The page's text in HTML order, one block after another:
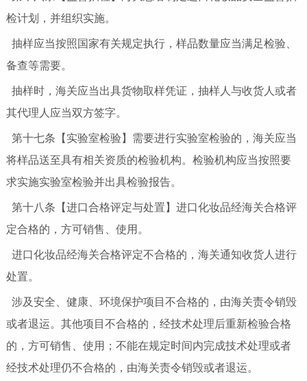
检计划，并组织实施。
抽样应当按照国家有关规定执行，样品数量应当满足检验、
备查等需要。
抽样时，海关应当出具货物取样凭证，抽样人与收货人或者
其代理人应当双方签字。
第十七条【实验室检验】需要进行实验室检验的，海关应当
将样品送至具有相关资质的检验机构。检验机构应当按照要
求实施实验室检验并出具检验报告。
第十八条【进口合格评定与处置】进口化妆品经海关合格评
定合格的，方可销售、使用。
进口化妆品经海关合格评定不合格的，海关通知收货人进行
处置。
涉及安全、健康、环境保护项目不合格的，由海关责令销毁
或者退运。其他项目不合格的，经技术处理后重新检验合格
的，方可销售、使用；不能在规定时间内完成技术处理或者
经技术处理仍不合格的，由海关责令销毁或者退运。